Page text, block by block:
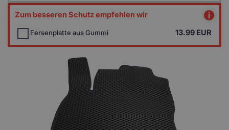
Zum besseren Schutz empfehlen wir i
Fersenplatte aus Gummi 13.99 EUR